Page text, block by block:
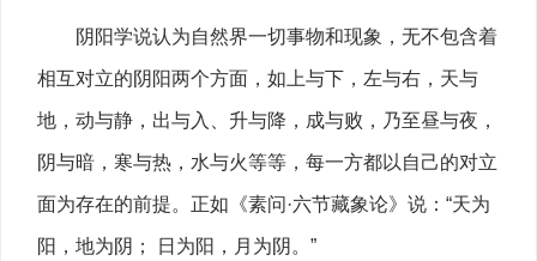
阴阳学说认为自然界一切事物和现象，无不包含着
相互对立的阴阳两个方面，如上与下，左与右，天与
地，动与静，出与入、升与降，成与败，乃至昼与夜，
阴与暗，寒与热，水与火等等，每一方都以自己的对立
面为存在的前提。正如《素问·六节藏象论》说：“天为
阳，地为阴； 日为阳，月为阴。”